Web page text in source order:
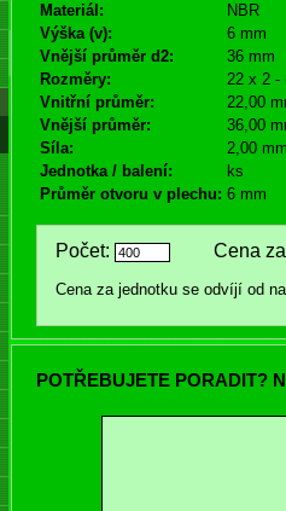
Materiál:
NBR
Výška (v):
6 mm
Vnější průměr d2:
36 mm
Rozměry:
22 x 2 -
Vnitřní průměr:
22,00
Vnější průměr:
36,00
Síla:
2,00
Jednotka / balení:
ks
Průměr otvoru v plechu: 6 mm
Počet: Cena za
Cena za jednotku se odvíjí od
POTŘEBUJETE PORADIT?